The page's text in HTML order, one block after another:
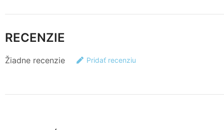
RECENZIE
Žiadne recenzie Pridať recenziu